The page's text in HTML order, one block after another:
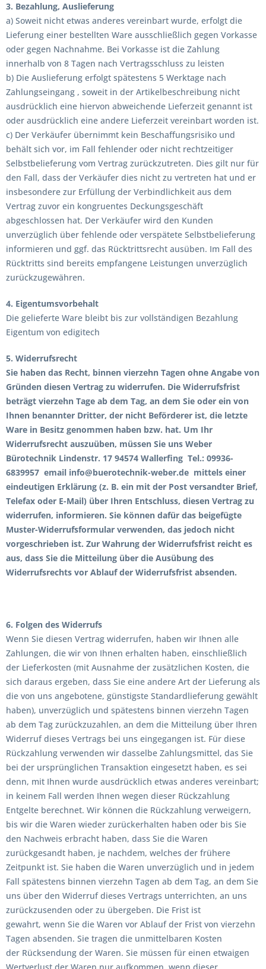
3. Bezahlung, Auslieferung
a) Soweit nicht etwas anderes vereinbart wurde, erfolgt die
Lieferung einer bestellten Ware ausschließlich gegen Vorkasse
oder gegen Nachnahme. Bei Vorkasse ist die Zahlung
innerhalb von 8 Tagen nach Vertragsschluss zu leisten
b) Die Auslieferung erfolgt spätestens 5 Werktage nach
Zahlungseingang , soweit in der Artikelbeschreibung nicht
ausdrücklich eine hiervon abweichende Lieferzeit genannt ist
oder ausdrücklich eine andere Lieferzeit vereinbart worden ist.
c) Der Verkäufer übernimmt kein Beschaffungsrisiko und
behält sich vor, im Fall fehlender oder nicht rechtzeitiger
Selbstbelieferung vom Vertrag zurückzutreten. Dies gilt nur für
den Fall, dass der Verkäufer dies nicht zu vertreten hat und er
insbesondere zur Erfüllung der Verbindlichkeit aus dem
Vertrag zuvor ein kongruentes Deckungsgeschäft
abgeschlossen hat. Der Verkäufer wird den Kunden
unverzüglich über fehlende oder verspätete Selbstbelieferung
informieren und ggf. das Rücktrittsrecht ausüben. Im Fall des
Rücktritts sind bereits empfangene Leistungen unverzüglich
zurückzugewähren.
4. Eigentumsvorbehalt
Die gelieferte Ware bleibt bis zur vollständigen Bezahlung
Eigentum von edigitech
5. Widerrufsrecht
Sie haben das Recht, binnen vierzehn Tagen ohne Angabe von
Gründen diesen Vertrag zu widerrufen. Die Widerrufsfrist
beträgt vierzehn Tage ab dem Tag, an dem Sie oder ein von
Ihnen benannter Dritter, der nicht Beförderer ist, die letzte
Ware in Besitz genommen haben bzw. hat. Um Ihr
Widerrufsrecht auszuüben, müssen Sie uns Weber
Bürotechnik Lindenstr. 17 94574 Wallerfing Tel.: 09936-
6839957 email info@buerotechnik-weber.de mittels einer
eindeutigen Erklärung (z. B. ein mit der Post versandter Brief,
Telefax oder E-Mail) über Ihren Entschluss, diesen Vertrag zu
widerrufen, informieren. Sie können dafür das beigefügte
Muster-Widerrufsformular verwenden, das jedoch nicht
vorgeschrieben ist. Zur Wahrung der Widerrufsfrist reicht es
aus, dass Sie die Mitteilung über die Ausübung des
Widerrufsrechts vor Ablauf der Widerrufsfrist absenden.
6. Folgen des Widerrufs
Wenn Sie diesen Vertrag widerrufen, haben wir Ihnen alle
Zahlungen, die wir von Ihnen erhalten haben, einschließlich
der Lieferkosten (mit Ausnahme der zusätzlichen Kosten, die
sich daraus ergeben, dass Sie eine andere Art der Lieferung als
die von uns angebotene, günstigste Standardlieferung gewählt
haben), unverzüglich und spätestens binnen vierzehn Tagen
ab dem Tag zurückzuzahlen, an dem die Mitteilung über Ihren
Widerruf dieses Vertrags bei uns eingegangen ist. Für diese
Rückzahlung verwenden wir dasselbe Zahlungsmittel, das Sie
bei der ursprünglichen Transaktion eingesetzt haben, es sei
denn, mit Ihnen wurde ausdrücklich etwas anderes vereinbart;
in keinem Fall werden Ihnen wegen dieser Rückzahlung
Entgelte berechnet. Wir können die Rückzahlung verweigern,
bis wir die Waren wieder zurückerhalten haben oder bis Sie
den Nachweis erbracht haben, dass Sie die Waren
zurückgesandt haben, je nachdem, welches der frühere
Zeitpunkt ist. Sie haben die Waren unverzüglich und in jedem
Fall spätestens binnen vierzehn Tagen ab dem Tag, an dem Sie
uns über den Widerruf dieses Vertrags unterrichten, an uns
zurückzusenden oder zu übergeben. Die Frist ist
gewahrt, wenn Sie die Waren vor Ablauf der Frist von vierzehn
Tagen absenden. Sie tragen die unmittelbaren Kosten
der Rücksendung der Waren. Sie müssen für einen etwaigen